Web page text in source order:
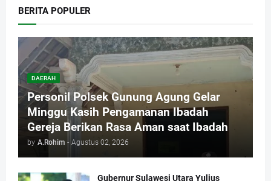
BERITA POPULER
DAERAH
Personil Polsek Gunung Agung Gelar
Minggu Kasih Pengamanan Ibadah
Gereja Berikan Rasa Aman saat Ibadah
by A.Rohim - Agustus 02, 2026
Gubernur Sulawesi Utara Yulius